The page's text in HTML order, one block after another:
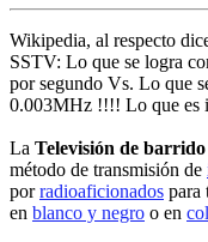
Wikipedia, al respecto
SSTV: Lo que se logra
por segundo Vs. Lo que
0.003MHz !!!! Lo que es
La Televisión de
método de transmisión de
porradioaficionados para
en blanco y negro o en